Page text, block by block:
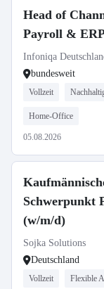
Head of
Payroll &
Infoniqa
bundesweit
Vollzeit
Home-Office
05.08.2026
Schwerpunkt
(w/m/d)
Sojka Solutions
Deutschland
Vollzeit Flexible